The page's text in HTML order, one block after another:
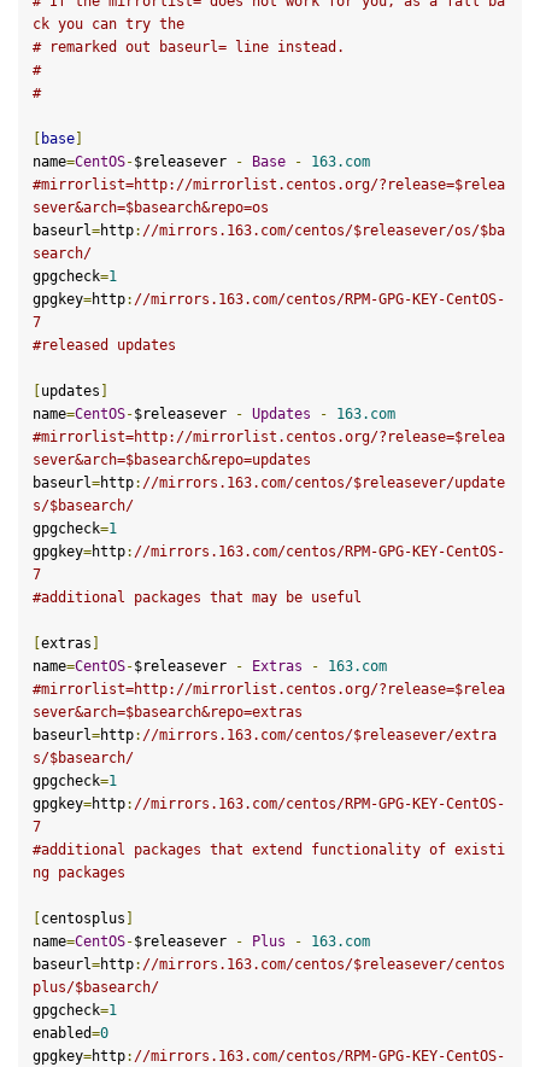
ck you can try the
# remarked out baseurl= line instead.
#
#
base]
name=CentOS-$releasever - Base - 163.com
#mirrorlist=http://mirrorlist.centos.org/?release=$relea
sever&arch=$basearch&repo=os
baseurl=http: //mirrors. 163.com/centos/$releasever/os/$ba
search/
gpgcheck=1
gpgkey=http: //mirrors. 163.com/centos/RPM-GPG-KEY-CentOS-
7
#released updates
updates
name=CentOS-$releasever - Updates - 163.com
#mirrorlist=http://mirrorlist.centos.org/?release=$relea
sever&arch=$basearch&repo=updates
baseurl=http: //mirrors. 163.com/centos/$releasever/update
s/$basearch/
gpgcheck=1
gpgkey=http: //mirrors. 163.com/centos/RPM-GPG-KEY-CentOS-
7
#additional packages that may be useful
extras
name=CentOS-$releasever - Extras - 163.com
#mirrorlist=http://mirrorlist.centos.org/?release=$relea
sever&arch=$basearch&repo=extras
baseurl=http: //mirrors. 163.com/centos/$releasever/extra
s/$basearch/
gpgcheck=1
gpgkey=http: //mirrors. 163.com/centos/RPM-GPG-KEY-CentOS-
7
#additional packages that extend functionality of existi
ng packages
centosplus
name=CentOS-$releasever - Plus - 163.com
baseurl=http: //mirrors. 163.com/centos/$releasever/centos
plus/$basearch/
gpgcheck=1
enabled=0
gpgkey=http: //mirrors. 163.com/centos/RPM-GPG-KEY-CentOS-